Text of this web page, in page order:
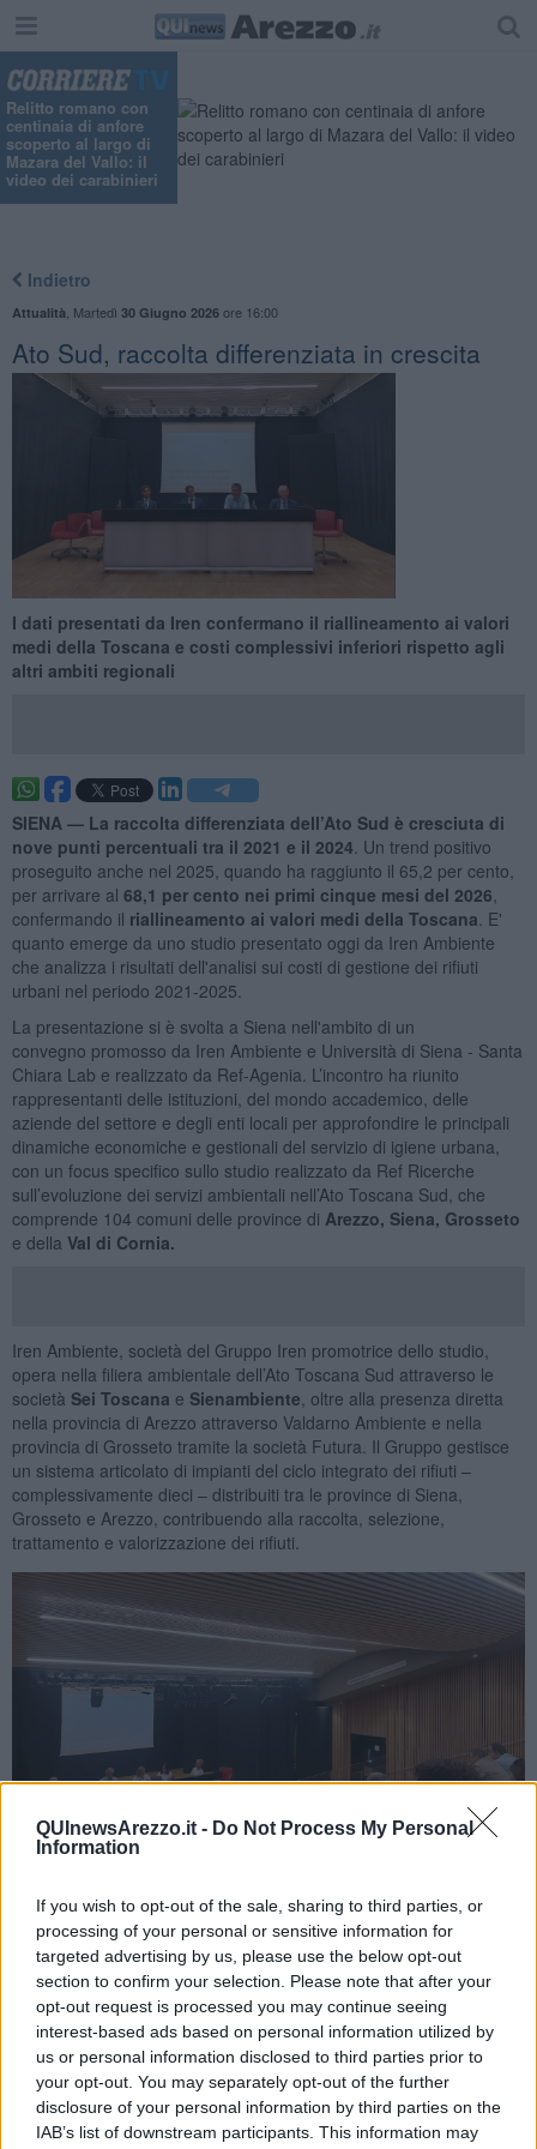
QUInewsArezzo.it - Do Not Process My Personal
Information
If you wish to opt-out of the sale, sharing to third parties, or
processing of your personal or sensitive information for
targeted advertising by us, please use the below opt-out
section to confirm your selection. Please note that after your
opt-out request is processed you may continue seeing
interest-based ads based on personal information utilized by
us or personal information disclosed to third parties prior to
your opt-out. You may separately opt-out of the further
disclosure of your personal information by third parties on the
IAB’s list of downstream participants. This information may
Relitto romano con
centinaia di anfore
scoperto al largo di
Mazara del Vallo: il
video dei carabinieri
Indietro
Attualità Martedì 30 Giugno 2026ore 16:00
Ato Sud, raccolta differenziata in crescita
I dati presentati da Iren confermano il riallineamento ai valori
medi della Toscana e costi complessivi inferiori rispetto agli
altri ambiti regionali
SIENA — La raccolta differenziata dell’Ato Sud è cresciuta di
nove punti percentuali tra il 2021 e il 2024 . Un trend positivo
proseguito anche nel 2025, quando ha raggiunto il 65,2 per cento,
per arrivare al 68,1 per cento nei primi cinque mesi del 2026
confermando il riallineamento ai valori medi della Toscana . E'
quanto emerge da uno studio presentato oggi da Iren Ambiente
che analizza i risultati dell'analisi sui costi di gestione dei rifiuti
urbani nel periodo 2021-2025.
La presentazione si è svolta a Siena nell'ambito di un
convegno promosso da Iren Ambiente e Università di Siena - Santa
Chiara Lab e realizzato da Ref-Agenia. L’incontro ha riunito
rappresentanti delle istituzioni, del mondo accademico, delle
aziende del settore e degli enti locali per approfondire le principali
dinamiche economiche e gestionali del servizio di igiene urbana,
con un focus specifico sullo studio realizzato da Ref Ricerche
sull’evoluzione dei servizi ambientali nell’Ato Toscana Sud, che
comprende 104 comuni delle province di Arezzo, Siena, Grosseto
e della Val di Cornia.
Iren Ambiente, società del Gruppo Iren promotrice dello studio,
opera nella filiera ambientale dell’Ato Toscana Sud attraverso le
società Sei Toscana e Sienambiente , oltre alla presenza diretta
nella provincia di Arezzo attraverso Valdarno Ambiente e nella
provincia di Grosseto tramite la società Futura. Il Gruppo gestisce
un sistema articolato di impianti del ciclo integrato dei rifiuti –
complessivamente dieci – distribuiti tra le province di Siena,
Grosseto e Arezzo, contribuendo alla raccolta, selezione,
trattamento e valorizzazione dei rifiuti.
"L’analisi presentata - si legge in una nota di Iren- ha evidenziato
come nonostante le peculiarità territoriali dell’Ato Sud,
caratterizzato da una bassa densità abitativa, numerosi comuni di
piccole dimensioni e una significativa vocazione turistica, il sistema
riesca a mantenerecosti complessivi di gestione dei rifiuti
urbani inferiori rispetto alla media regionalee agli altri due Ato
per gran parte del periodo analizzato, confermando un elevato
livello di efficienza gestionale. I costi della raccolta, sia della
frazione indifferenziata sia di quella differenziata, risultano inferiori -
sempre in riferimento alla media regionale e agli altri due Ato -